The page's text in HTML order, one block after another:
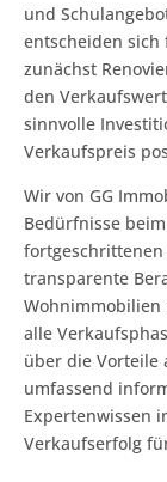
und
entscheiden sich
zunächst
den
sinnvolle
Verkaufspreis
Wir von GG
Bedürfnisse
transparente
Wohnimmobilien
alle
über die Vorteile
umfassend
Expertenwissen
Verkaufserfolg